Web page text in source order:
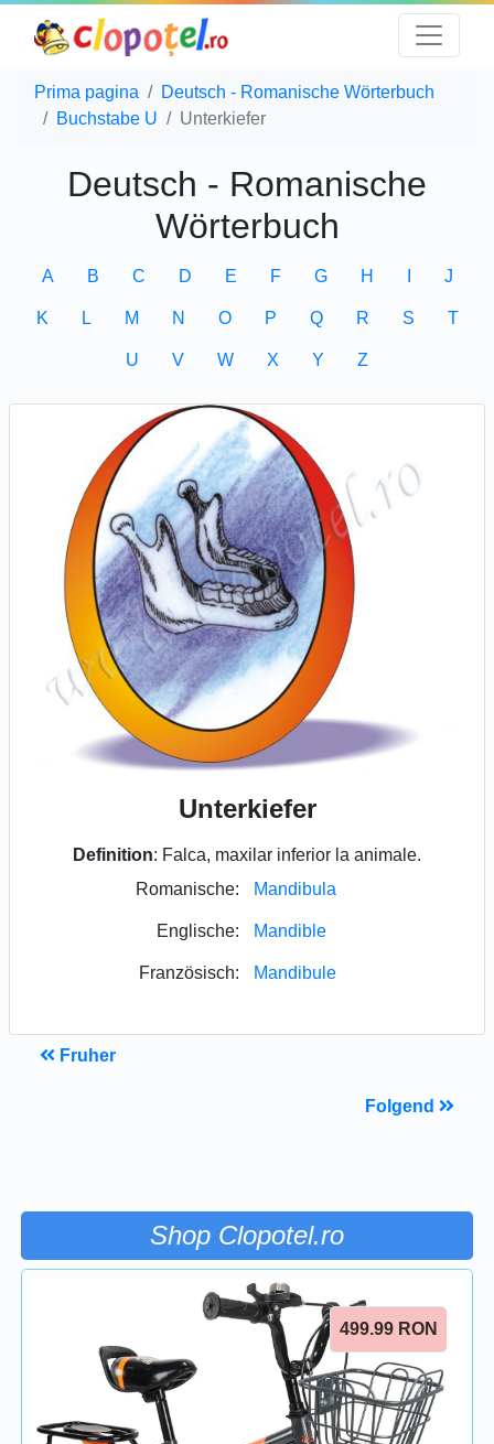
Prima pagina
Deutsch - Romanische Wörterbuch
Buchstabe U
Unterkiefer
Deutsch - Romanische
Wörterbuch
A B C D E F G H J
K L M N O P Q R S T
U V W X Y Z
Unterkiefer
Definition: Falca, maxilar inferior la animale.
Romanische:
Mandibula
Englische: Mandible
Französisch: Mandibule
Fruher
Folgend
Shop Clopotel.ro
499.99 RON